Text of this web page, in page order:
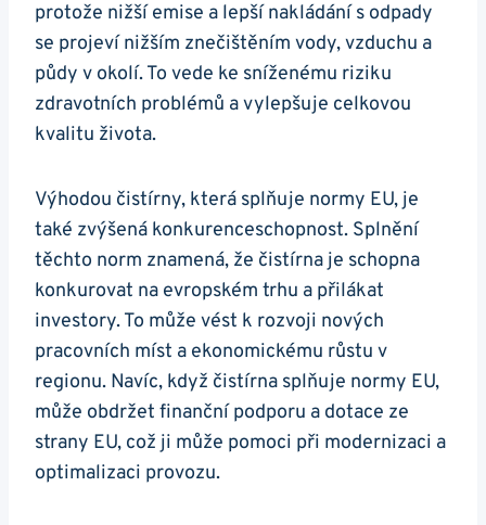
protože nižší emise a lepší nakládání s odpady
se projeví nižším znečištěním vody, vzduchu a
půdy v okolí. To vede ke sníženému riziku
zdravotních problémů a vylepšuje celkovou
kvalitu života.
Výhodou čistírny, která splňuje normy EU, je
také zvýšená konkurenceschopnost. Splnění
těchto norm znamená, že čistírna je schopna
konkurovat na evropském trhu a přilákat
investory. To může vést k rozvoji nových
pracovních míst a ekonomickému růstu v
regionu. Navíc, když čistírna splňuje normy EU,
může obdržet finanční podporu a dotace ze
strany EU, což ji může pomoci při modernizaci a
optimalizaci provozu.